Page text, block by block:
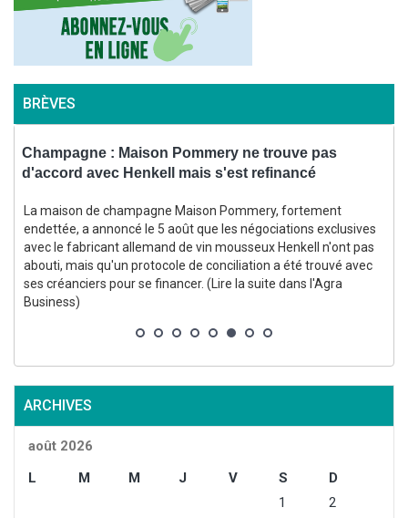
BRÈVES
Champagne : Maison Pommery ne trouve pas
d'accord avec Henkell mais s'est refinancé
La maison de champagne Maison Pommery, fortement
endettée, a annoncé le 5 août que les négociations exclusives
avec le fabricant allemand de vin mousseux Henkell n'ont pas
abouti, mais qu'un protocole de conciliation a été trouvé avec
ses créanciers pour se financer. (Lire la suite dans l'Agra
Business)
ARCHIVES
août 2026
L
M M J V S
D
1
2